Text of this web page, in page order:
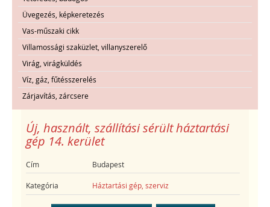
Üvegezés, képkeretezés
Vas-műszaki cikk
Villamossági szaküzlet, villanyszerelő
Virág, virágküldés
Víz, gáz, fűtésszerelés
Zárjavítás, zárcsere
Új, használt, szállítási sérült háztartási
gép 14. kerület
Cím Budapest
Kategória Háztartási gép, szerviz